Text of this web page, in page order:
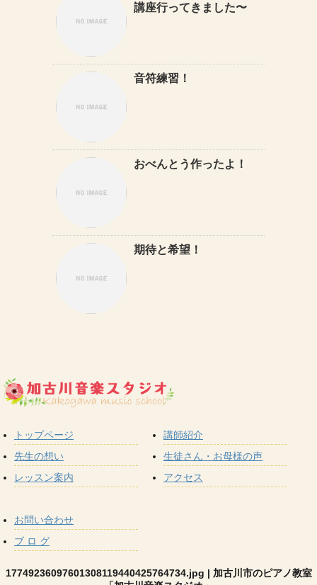
講座行ってきました〜
音符練習！
おべんとう作ったよ！
期待と希望！
トップページ
先生の想い
レッスン案内
講師紹介
生徒さん・お母様の声
アクセス
お問い合わせ
ブ ロ グ
17749236097601308119440425764734.jpg | 加古川市のピアノ教室